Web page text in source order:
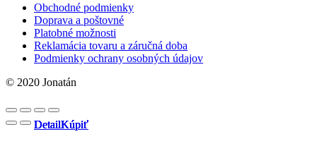
DetailKúpiť
DetailKúpiť
DetailKúpiť
DetailKúpiť
Obchodné podmienky
Doprava a poštovné
Platobné možnosti
Reklamácia tovaru a záručná doba
Podmienky ochrany osobných údajov
© 2020 Jonatán